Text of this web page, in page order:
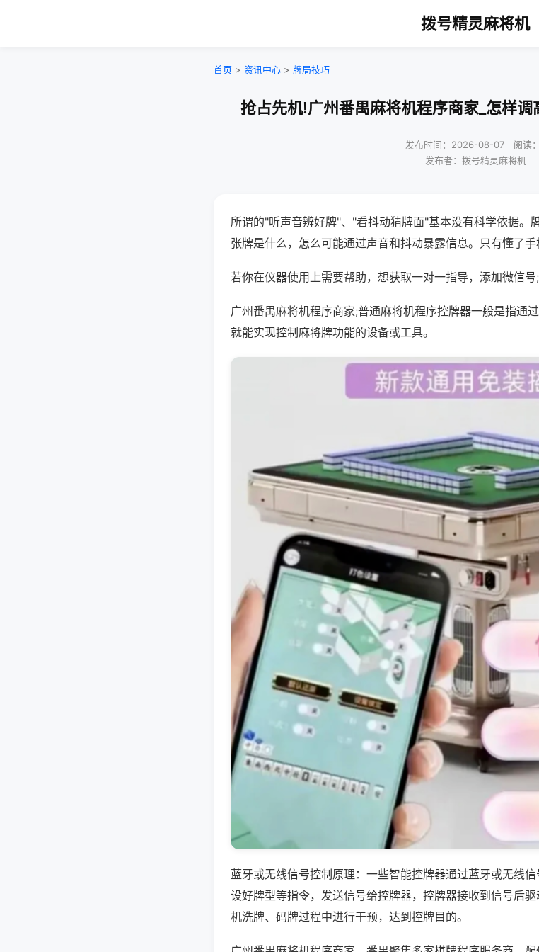
拨号精灵麻将机
首页 > 资讯中心 > 牌局技巧
抢占先机!广州番禺麻将机程序商家_怎样
发布时间：2026-08-07｜阅读
发布者：拨号精灵麻将机
所谓的"听声音辨好牌"、"看抖动猜牌面"基本没有科学依据。
张牌是什么，怎么可能通过声音和抖动暴露信息。只有懂了手
若你在仪器使用上需要帮助，想获取一对一指导，添加微信号
广州番禺麻将机程序商家;普通麻将机程序控牌器一般是指通
就能实现控制麻将牌功能的设备或工具。
蓝牙或无线信号控制原理：一些智能控牌器通过蓝牙或无线
设好牌型等指令，发送信号给控牌器，控牌器接收到信号后
机洗牌、码牌过程中进行干预，达到控牌目的。